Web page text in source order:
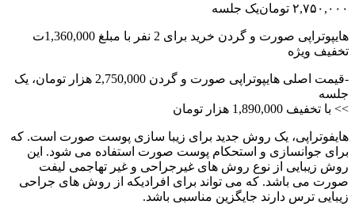
۲,۷۵۰,۰۰۰ تومانیک جلسه
هایپوتراپی صورت و گردن خرید برای 2 نفر با مبلغ 1,360,000ت
تخفیف ویژه
-قیمت اصلی هایپوتراپی صورت و گردن 2,750,000 هزار تومان، یک
جلسه
>> با تخفیف 1,890,000 هزار تومان
هایفوتراپی، یک روش جدید برای زیبا سازی پوست صورت است. که
برای جوانسازی و استحکام پوست صورت استفاده می شود. این
روش زیبایی از نوع روش های غیرجراحی و غیر تهاجمی لیفت
صورت می باشد. که می تواند برای افرادیکه از روش های جراحی
زیبایی ترس دارند جایگزین مناسبی باشد.